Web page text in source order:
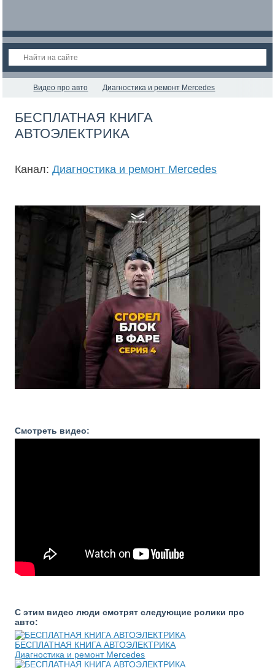
Видео про авто Диагностика и ремонт Mercedes
БЕСПЛАТНАЯ КНИГА
АВТОЭЛЕКТРИКА
Канал:Диагностика и ремонт Mercedes
Смотреть видео:
С этим видео люди смотрят следующие ролики про
авто:
БЕСПЛАТНАЯ КНИГА АВТОЭЛЕКТРИКА
Диагностика и ремонт Mercedes